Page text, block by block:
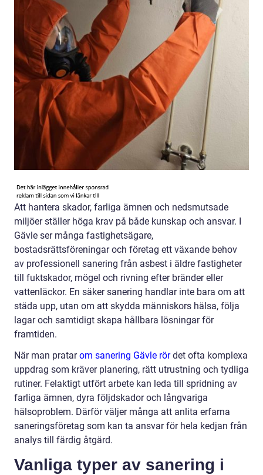
Att hantera skador, farliga ämnen och nedsmutsade
miljöer ställer höga krav på både kunskap och ansvar. I
Gävle ser många fastighetsägare,
bostadsrättsföreningar och företag ett växande behov
av professionell sanering från asbest i äldre fastigheter
till fuktskador, mögel och rivning efter bränder eller
vattenläckor. En säker sanering handlar inte bara om att
städa upp, utan om att skydda människors hälsa, följa
lagar och samtidigt skapa hållbara lösningar för
framtiden.
När man pratarom sanering Gävle rördet ofta komplexa
uppdrag som kräver planering, rätt utrustning och tydliga
rutiner. Felaktigt utfört arbete kan leda till spridning av
farliga ämnen, dyra följdskador och långvariga
hälsoproblem. Därför väljer många att anlita erfarna
saneringsföretag som kan ta ansvar för hela kedjan från
analys till färdig åtgärd.
Vanliga typer av sanering i